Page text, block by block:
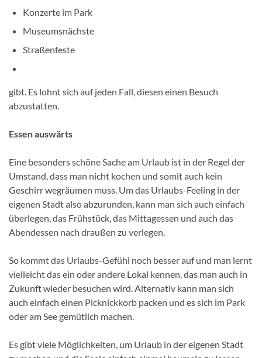
Konzerte im Park
Museumsnächste
Straßenfeste
gibt. Es lohnt sich auf jeden Fall, diesen einen Besuch
abzustatten.
Essen auswärts
Eine besonders schöne Sache am Urlaub ist in der Regel der
Umstand, dass man nicht kochen und somit auch kein
Geschirr wegräumen muss. Um das Urlaubs-Feeling in der
eigenen Stadt also abzurunden, kann man sich auch einfach
überlegen, das Frühstück, das Mittagessen und auch das
Abendessen nach draußen zu verlegen.
So kommt das Urlaubs-Gefühl noch besser auf und man lernt
vielleicht das ein oder andere Lokal kennen, das man auch in
Zukunft wieder besuchen wird. Alternativ kann man sich
auch einfach einen Picknickkorb packen und es sich im Park
oder am See gemütlich machen.
Es gibt viele Möglichkeiten, um Urlaub in der eigenen Stadt